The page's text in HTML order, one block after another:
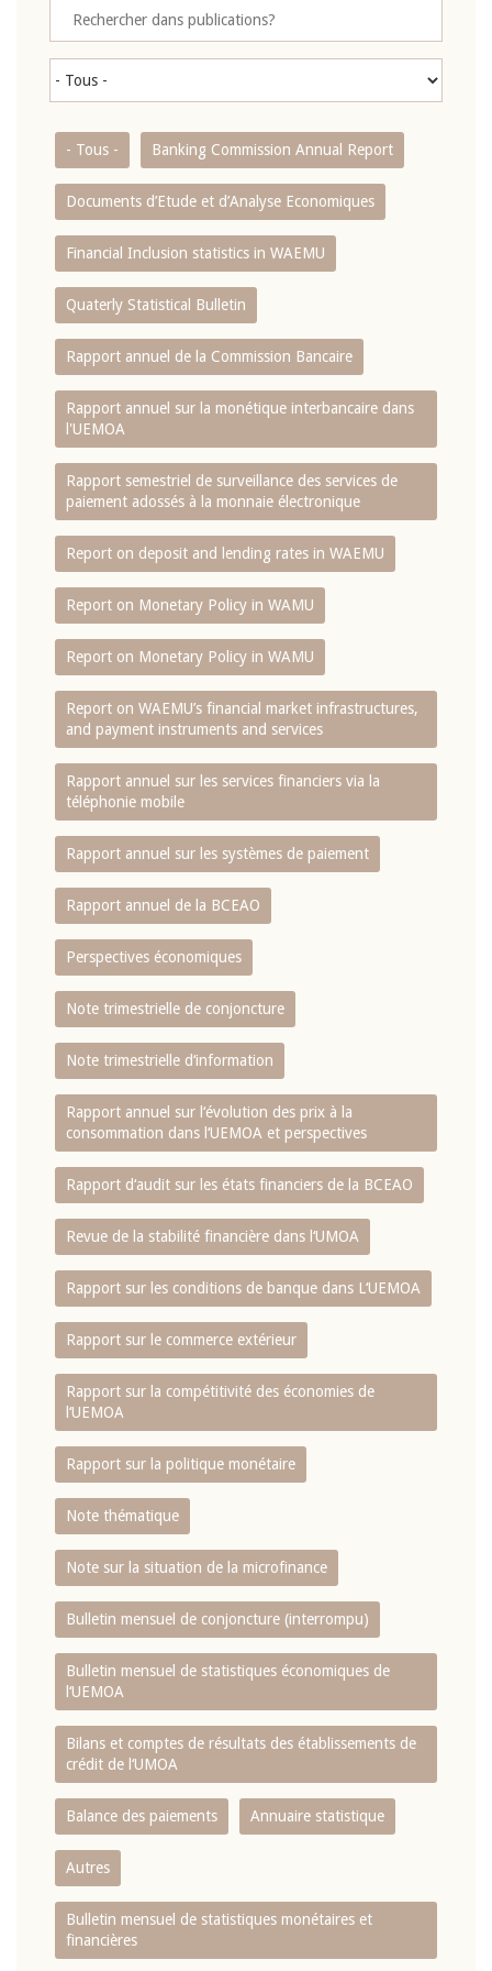
- Tous - Banking Commission Annual Report
Documents d’Etude et d’Analyse Economiques
Financial Inclusion statistics in WAEMU
Quaterly Statistical Bulletin
Rapport annuel de la Commission Bancaire
Rapport annuel sur la monétique interbancaire dans
l'UEMOA
Rapport semestriel de surveillance des services de
paiement adossés à la monnaie électronique
Report on deposit and lending rates in WAEMU
Report on Monetary Policy in WAMU
Report on Monetary Policy in WAMU
Report on WAEMU’s financial market infrastructures,
and payment instruments and services
Rapport annuel sur les services financiers via la
téléphonie mobile
Rapport annuel sur les systèmes de paiement
Rapport annuel de la BCEAO
Perspectives économiques
Note trimestrielle de conjoncture
Note trimestrielle d‘information
Rapport annuel sur l‘évolution des prix à la
consommation dans l‘UEMOA et perspectives
Rapport d‘audit sur les états financiers de la BCEAO
Revue de la stabilité financière dans l‘UMOA
Rapport sur les conditions de banque dans L‘UEMOA
Rapport sur le commerce extérieur
Rapport sur la compétitivité des économies de
l‘UEMOA
Rapport sur la politique monétaire
Note thématique
Note sur la situation de la microfinance
Bulletin mensuel de conjoncture (interrompu)
Bulletin mensuel de statistiques économiques de
l‘UEMOA
Bilans et comptes de résultats des établissements de
crédit de l‘UMOA
Balance des paiements Annuaire statistique
Autres
Bulletin mensuel de statistiques monétaires et
financières